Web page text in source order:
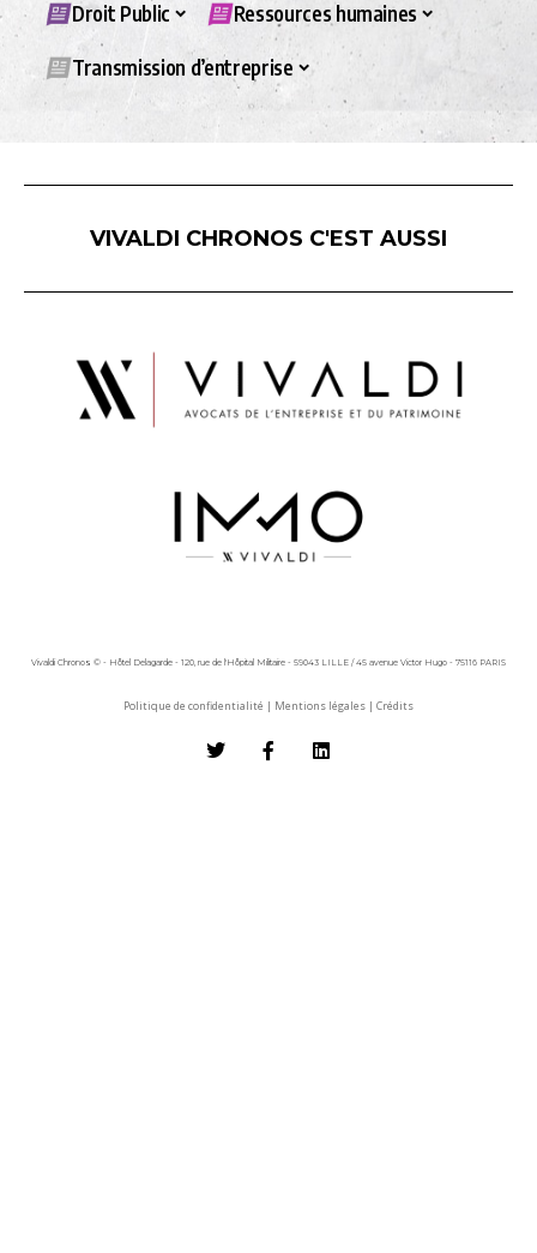
Droit Public Ressources humaines
Transmission d’entreprise
VIVALDI CHRONOS C'EST AUSSI
Vivaldi Chronos © - Hôtel Delagarde - 120, rue de l'Hôpital Militaire - 59043 LILLE / 45 avenue Victor Hugo - 75116 PARIS
Politique de confidentialité | Mentions légales | Crédits